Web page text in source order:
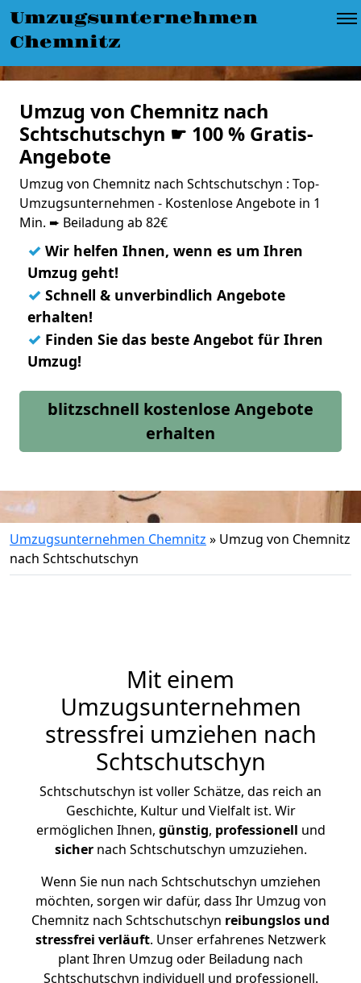
Umzugsunternehmen
Chemnitz
Umzug von Chemnitz nach
Schtschutschyn ☛ 100 % Gratis-
Angebote
Umzug von Chemnitz nach Schtschutschyn : Top-
Umzugsunternehmen - Kostenlose Angebote in 1
Min. ➨ Beiladung ab 82€
✓ Wir helfen Ihnen, wenn es um Ihren
Umzug geht!
✓ Schnell & unverbindlich Angebote
erhalten!
✓ Finden Sie das beste Angebot für Ihren
Umzug!
blitzschnell kostenlose Angebote
erhalten
Umzugsunternehmen Chemnitz » Umzug von Chemnitz
nach Schtschutschyn
Mit einem
Umzugsunternehmen
stressfrei umziehen nach
Schtschutschyn
Schtschutschyn ist voller Schätze, das reich an
Geschichte, Kultur und Vielfalt ist. Wir
ermöglichen Ihnen, günstig, professionell und
sichernach Schtschutschyn umzuziehen.
Wenn Sie nun nach Schtschutschyn umziehen
möchten, sorgen wir dafür, dass Ihr Umzug von
Chemnitz nach Schtschutschyn reibungslos und
stressfrei verläuft. Unser erfahrenes Netzwerk
plant Ihren Umzug oder Beiladung nach
Schtschutschyn individuell und professionell.